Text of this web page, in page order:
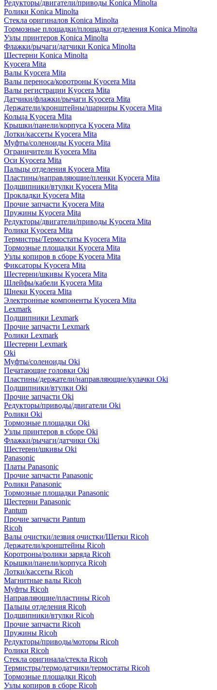
Редукторы/двигатели/приводы Konica Minolta
Ролики Konica Minolta
Стекла оригиналов Konica Minolta
Тормозные площадки/площадки отделения Konica Minolta
Узлы принтеров Konica Minolta
Флажки/рычаги/датчики Konica Minolta
Шестерни Konica Minolta
Kyocera Mita
Валы Kyocera Mita
Валы переноса/коротроны Kyocera Mita
Валы регистрации Kyocera Mita
Датчики/флажки/рычаги Kyocera Mita
Держатели/кронштейны/шарниры Kyocera Mita
Кольца Kyocera Mita
Крышки/панели/корпуса Kyocera Mita
Лотки/кассеты Kyocera Mita
Муфты/соленоиды Kyocera Mita
Ограничители Kyocera Mita
Оси Kyocera Mita
Пальцы отделения Kyocera Mita
Пластины/направляющие/пленки Kyocera Mita
Подшипники/втулки Kyocera Mita
Прокладки Kyocera Mita
Прочие запчасти Kyocera Mita
Пружины Kyocera Mita
Редукторы/двигатели/приводы Kyocera Mita
Ролики Kyocera Mita
Термистры/Термостаты Kyocera Mita
Тормозные площадки Kyocera Mita
Узлы копиров в сборе Kyocera Mita
Фиксаторы Kyocera Mita
Шестерни/шкивы Kyocera Mita
Шлейфы/кабели Kyocera Mita
Шнеки Kyocera Mita
Электронные компоненты Kyocera Mita
Lexmark
Подшипники Lexmark
Прочие запчасти Lexmark
Ролики Lexmark
Шестерни Lexmark
Oki
Муфты/соленоиды Oki
Печатающие головки Oki
Пластины/держатели/направляющие/кулачки Oki
Подшипники/втулки Oki
Прочие запчасти Oki
Редукторы/приводы/двигатели Oki
Ролики Oki
Тормозные площадки Oki
Узлы принтеров в сборе Oki
Флажки/рычаги/датчики Oki
Шестерни/шкивы Oki
Panasonic
Платы Panasonic
Прочие запчасти Panasonic
Ролики Panasonic
Тормозные площадки Panasonic
Шестерни Panasonic
Pantum
Прочие запчасти Pantum
Ricoh
Валы очистки/лезвия очистки/Щетки Ricoh
Держатели/кронштейны Ricoh
Коротроны/ролики заряда Ricoh
Крышки/панели/корпуса Ricoh
Лотки/кассеты Ricoh
Магнитные валы Ricoh
Муфты Ricoh
Направляющие/пластины Ricoh
Пальцы отделения Ricoh
Подшипники/втулки Ricoh
Прочие запчасти Ricoh
Пружины Ricoh
Редукторы/приводы/моторы Ricoh
Ролики Ricoh
Стекла оригинала/стекла Ricoh
Термистры/термодатчики/термостаты Ricoh
Тормозные площадки Ricoh
Узлы копиров в сборе Ricoh